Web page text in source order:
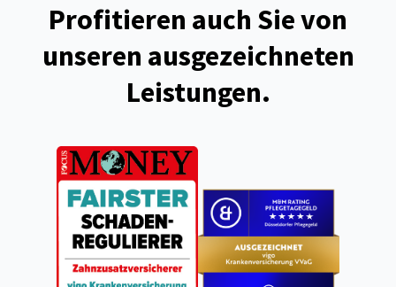
Profitieren auch Sie von
unseren ausgezeichneten
Leistungen.